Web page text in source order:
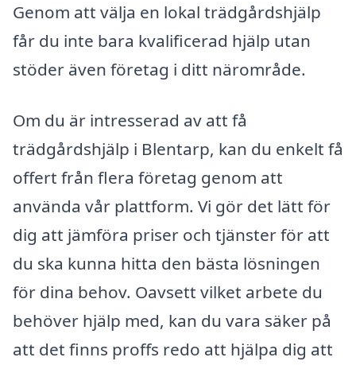
Genom att välja en lokal trädgårdshjälp
får du inte bara kvalificerad hjälp utan
stöder även företag i ditt närområde.
Om du är intresserad av att få
trädgårdshjälp i Blentarp, kan du enkelt få
offert från flera företag genom att
använda vår plattform. Vi gör det lätt för
dig att jämföra priser och tjänster för att
du ska kunna hitta den bästa lösningen
för dina behov. Oavsett vilket arbete du
behöver hjälp med, kan du vara säker på
att det finns proffs redo att hjälpa dig att